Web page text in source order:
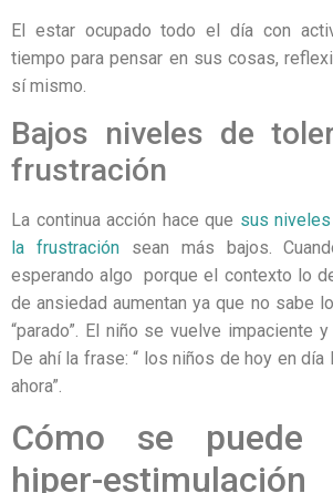
El estar ocupado todo el día con
tiempo para pensar en sus cosas,
sí mismo.
Bajos niveles de
frustración
La continua acción hace que sus
la frustraciónsean más bajos.
esperando algo porque el contexto lo
de ansiedad aumentan ya que no sabe
“parado”. El niño se vuelve impaciente
De ahí la frase: “ los niños de hoy en día
ahora”.
Cómo se puede
hiper-estimulación